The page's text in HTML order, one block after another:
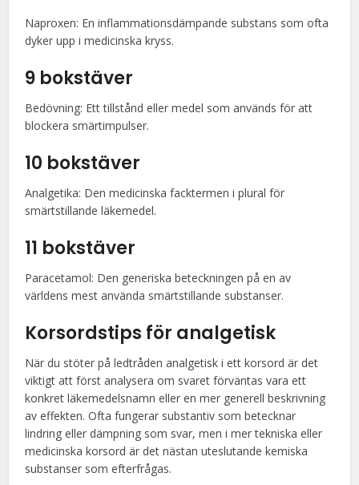
Naproxen: En inflammationsdämpande substans som ofta
dyker upp i medicinska kryss.
9 bokstäver
Bedövning: Ett tillstånd eller medel som används för att
blockera smärtimpulser.
10 bokstäver
Analgetika: Den medicinska facktermen i plural för
smärtstillande läkemedel.
11 bokstäver
Paracetamol: Den generiska beteckningen på en av
världens mest använda smärtstillande substanser.
Korsordstips för analgetisk
När du stöter på ledtråden analgetisk i ett korsord är det
viktigt att först analysera om svaret förväntas vara ett
konkret läkemedelsnamn eller en mer generell beskrivning
av effekten. Ofta fungerar substantiv som betecknar
lindring eller dämpning som svar, men i mer tekniska eller
medicinska korsord är det nästan uteslutande kemiska
substanser som efterfrågas.